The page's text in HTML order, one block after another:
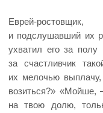
Еврей-
и подслушавший их
ухватил его за полу
за счастливчик
их мелочью
возиться?»
на твою долю,